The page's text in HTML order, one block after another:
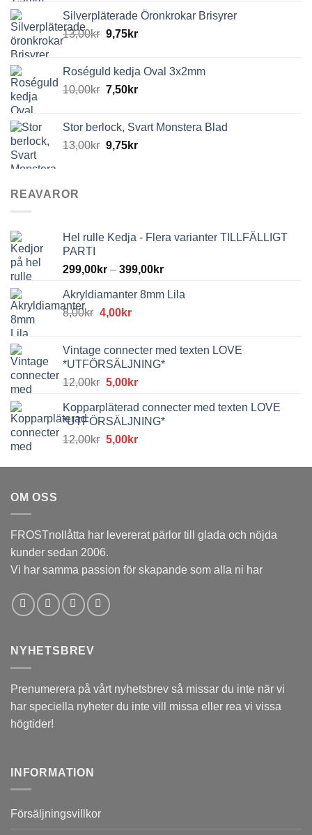
Silverpläterade Öronkrokar Brisyrer
13,00kr 9,75kr
Roséguld kedja Oval 3x2mm
10,00kr 7,50kr
Stor berlock, Svart Monstera Blad
13,00kr 9,75kr
REAVAROR
Hel rulle Kedja - Flera varianter TILLFÄLLIGT
PARTI
299,00kr – 399,00kr
Akryldiamanter 8mm Lila
8,00kr Det
var:
8,00kr.
4,00krDet
är:
4,00kr.
Vintage connecter med texten LOVE
*UTFÖRSÄLJNING*
12,00kr Det
priset
var:
12,00kr.
5,00krDet
priset
är:
5,00kr.
Kopparpläterad connecter med texten LOVE
*UTFÖRSÄLJNING*
12,00kr Det
priset
5,00krDet
priset
OM OSS
FROSTnollåtta har levererat pärlor till glada och nöjda
kunder sedan 2006.
Vi har samma passion för skapande som alla ni har
NYHETSBREV
Prenumerera på vårt nyhetsbrev så missar du inte när vi
har speciella nyheter du inte vill missa eller rea vi vissa
högtider!
INFORMATION
Försäljningsvillkor